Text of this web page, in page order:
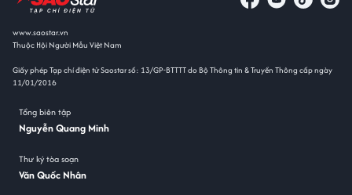
www.saostar.vn
Thuộc Hội Người Mẫu Việt Nam
Giấy phép Tạp chí điện tử Saostar số: 13/GP-BTTTT do Bộ Thông tin & Truyền Thông cấp ngày
11/01/2016
Tổng biên tập
Nguyễn Quang Minh
Thư ký tòa soạn
Văn Quốc Nhân